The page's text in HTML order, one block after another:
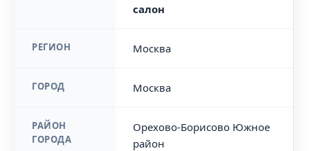
салон
РЕГИОН Москва
ГОРОД Москва
РАЙОН
ГОРОДА
Орехово-Борисово Южное
район